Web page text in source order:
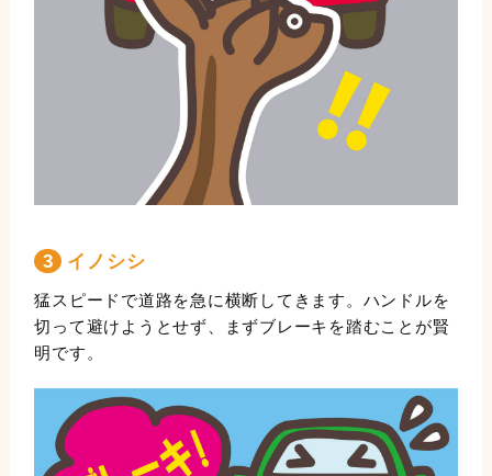
3 イノシシ
猛スピードで道路を急に横断してきます。ハンドルを
切って避けようとせず、まずブレーキを踏むことが賢
明です。